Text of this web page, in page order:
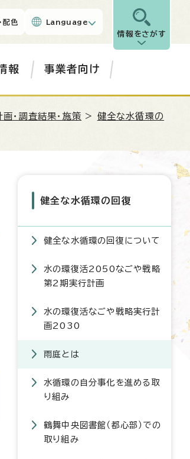
配色 Language
情報をさがす
報 事業者向け
・調査結果・施策 > 健全な水循環の
健全な水循環の回復
健全な水循環の回復について
水の環復活2050なごや戦略
第2期実行計画
水の環復活なごや戦略実行計
画2030
雨庭とは
水循環の自分事化を進める取
り組み
鶴舞中央図書館（都心部）での
取り組み